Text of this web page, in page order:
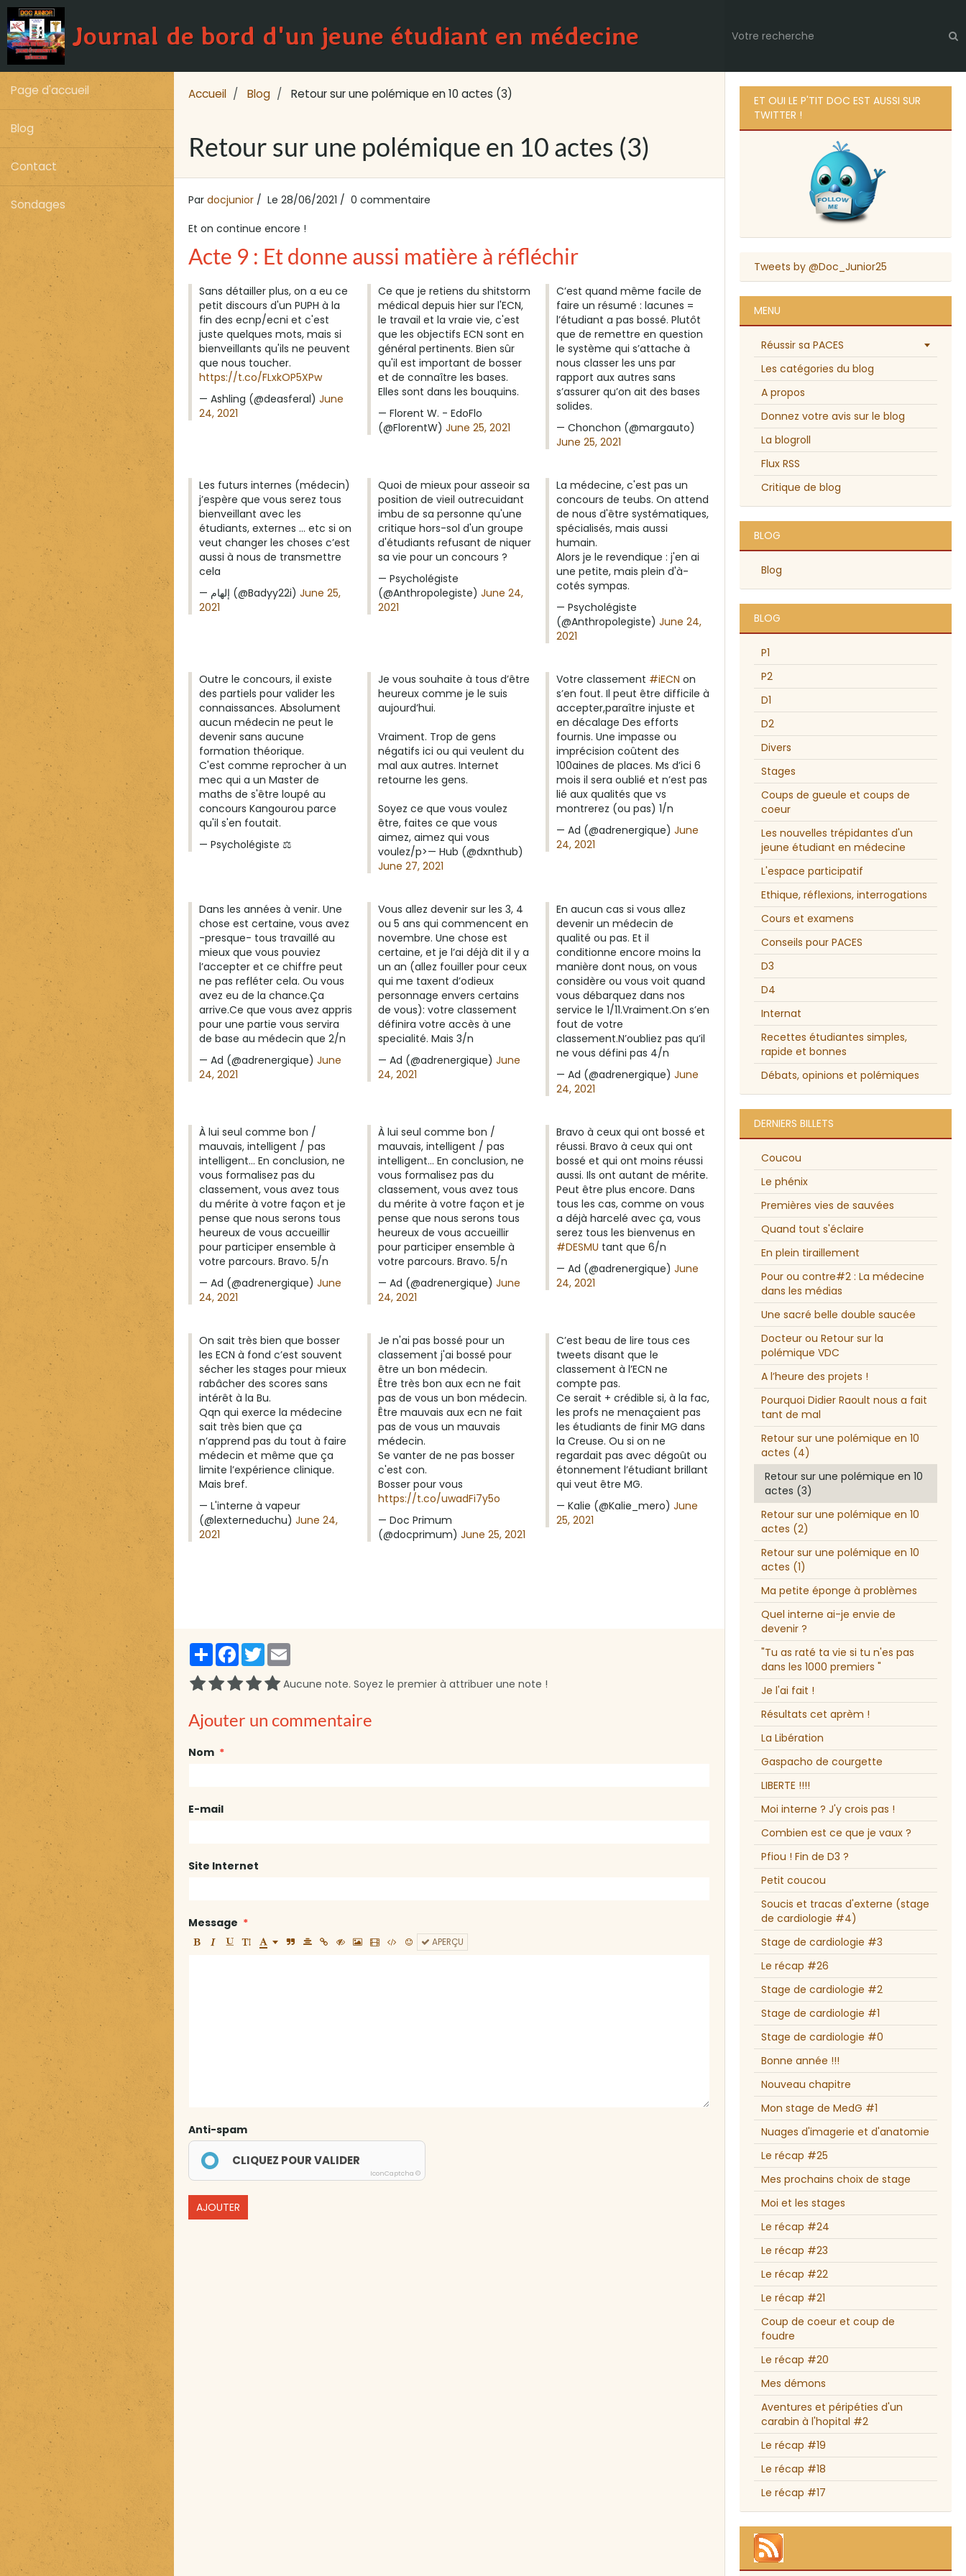
Journal de bord d'un jeune étudiant en médecine
Page d'accueil
Blog
Contact
Sondages
Accueil Blog Retour sur une polémique en 10 actes (3)
Retour sur une polémique en 10 actes (3)
Par docjunior Le 28/06/2021
0 commentaire
Et on continue encore !
Acte 9 : Et donne aussi matière à réfléchir
Sans détailler plus, on a eu ce
petit discours d'un PUPH à la
fin des ecnp/ecni et c'est
juste quelques mots, mais si
bienveillants qu'ils ne peuvent
que nous toucher.
https://t.co/FLxkOP5XPw
— Ashling (@deasferal) June
24, 2021
Ce que je retiens du shitstorm
médical depuis hier sur l'ECN,
le travail et la vraie vie, c'est
que les objectifs ECN sont en
général pertinents. Bien sûr
qu'il est important de bosser
et de connaître les bases.
Elles sont dans les bouquins.
— Florent W. - EdoFlo
(@FlorentW) June 25, 2021
C’est quand même facile de
faire un résumé : lacunes =
l’étudiant a pas bossé. Plutôt
que de remettre en question
le système qui s’attache à
nous classer les uns par
rapport aux autres sans
s’assurer qu’on ait des bases
solides.
— Chonchon (@margauto)
June 25, 2021
Les futurs internes (médecin)
j’espère que vous serez tous
bienveillant avec les
étudiants, externes ... etc si on
veut changer les choses c’est
aussi à nous de transmettre
cela
— إلهام (@Badyy22i) June 25,
2021
Quoi de mieux pour asseoir sa
position de vieil outrecuidant
imbu de sa personne qu'une
critique hors-sol d'un groupe
d'étudiants refusant de niquer
sa vie pour un concours ?
— Psycholégiste
(@Anthropolegiste) June 24,
2021
La médecine, c'est pas un
concours de teubs. On attend
de nous d'être systématiques,
spécialisés, mais aussi
humain.
Alors je le revendique : j'en ai
une petite, mais plein d'à-
cotés sympas.
— Psycholégiste
(@Anthropolegiste)June 24,
2021
Outre le concours, il existe
des partiels pour valider les
connaissances. Absolument
aucun médecin ne peut le
devenir sans aucune
formation théorique.
C'est comme reprocher à un
mec qui a un Master de
maths de s'être loupé au
concours Kangourou parce
qu'il s'en foutait.
— Psycholégiste ⚖️
Je vous souhaite à tous d’être
heureux comme je le suis
aujourd’hui.
Vraiment. Trop de gens
négatifs ici ou qui veulent du
mal aux autres. Internet
retourne les gens.
Soyez ce que vous voulez
être, faites ce que vous
aimez, aimez qui vous
voulez/p>— Hub (@dxnthub)
June 27, 2021
Votre classement #iECN on
s’en fout. Il peut être difficile à
accepter,paraître injuste et
en décalage Des efforts
fournis. Une impasse ou
imprécision coûtent des
100aines de places. Ms d’ici 6
mois il sera oublié et n’est pas
lié aux qualités que vs
montrerez (ou pas) 1/n
— Ad (@adrenergique)June
24, 2021
Dans les années à venir. Une
chose est certaine, vous avez
-presque- tous travaillé au
mieux que vous pouviez
l’accepter et ce chiffre peut
ne pas refléter cela. Ou vous
avez eu de la chance.Ça
arrive.Ce que vous avez appris
pour une partie vous servira
de base au médecin que 2/n
— Ad (@adrenergique) June
24, 2021
Vous allez devenir sur les 3, 4
ou 5 ans qui commencent en
novembre. Une chose est
certaine, et je l’ai déjà dit il y a
un an (allez fouiller pour ceux
qui me taxent d’odieux
personnage envers certains
de vous): votre classement
définira votre accès à une
specialité. Mais 3/n
— Ad (@adrenergique) June
24, 2021
En aucun cas si vous allez
devenir un médecin de
qualité ou pas. Et il
conditionne encore moins la
manière dont nous, on vous
considère ou vous voit quand
vous débarquez dans nos
service le 1/11.Vraiment.On s’en
fout de votre
classement.N’oubliez pas qu’il
ne vous défini pas 4/n
— Ad (@adrenergique)June
24, 2021
À lui seul comme bon /
mauvais, intelligent / pas
intelligent… En conclusion, ne
vous formalisez pas du
classement, vous avez tous
du mérite à votre façon et je
pense que nous serons tous
heureux de vous accueillir
pour participer ensemble à
votre parcours. Bravo. 5/n
— Ad (@adrenergique) June
24, 2021
À lui seul comme bon /
mauvais, intelligent / pas
intelligent… En conclusion, ne
vous formalisez pas du
classement, vous avez tous
du mérite à votre façon et je
pense que nous serons tous
heureux de vous accueillir
pour participer ensemble à
votre parcours. Bravo. 5/n
— Ad (@adrenergique) June
24, 2021
Bravo à ceux qui ont bossé et
réussi. Bravo à ceux qui ont
bossé et qui ont moins réussi
aussi. Ils ont autant de mérite.
Peut être plus encore. Dans
tous les cas, comme on vous
a déjà harcelé avec ça, vous
serez tous les bienvenus en
#DESMU tant que 6/n
— Ad (@adrenergique)June
24, 2021
On sait très bien que bosser
les ECN à fond c’est souvent
sécher les stages pour mieux
rabâcher des scores sans
intérêt à la Bu.
Qqn qui exerce la médecine
sait très bien que ça
n’apprend pas du tout à faire
médecin et même que ça
limite l’expérience clinique.
Mais bref.
— L'interne à vapeur
(@lexterneduchu) June 24,
2021
Je n'ai pas bossé pour un
classement j'ai bossé pour
être un bon médecin.
Être très bon aux ecn ne fait
pas de vous un bon médecin.
Être mauvais aux ecn ne fait
pas de vous un mauvais
médecin.
Se vanter de ne pas bosser
c'est con.
Bosser pour vous
https://t.co/uwadFi7y5o
— Doc Primum
(@docprimum) June 25, 2021
C’est beau de lire tous ces
tweets disant que le
classement à l’ECN ne
compte pas.
Ce serait + crédible si, à la fac,
les profs ne menaçaient pas
les étudiants de finir MG dans
la Creuse. Ou si on ne
regardait pas avec dégoût ou
étonnement l’étudiant brillant
qui veut être MG.
— Kalie (@Kalie_mero)June
25, 2021
PartagerFacebook
TwitterEmail
Aucune note. Soyez le premier à attribuer une note !
Ajouter un commentaire
Nom
E-mail
Site Internet
Message
APERÇU
Anti-spam
CLIQUEZ POUR VALIDER
IconCaptcha ©
AJOUTER
ET OUI LE P'TIT DOC EST AUSSI SUR
TWITTER !
Tweets by @Doc_Junior25
MENU
Réussir sa PACES
Les catégories du blog
A propos
Donnez votre avis sur le blog
La blogroll
Flux RSS
Critique de blog
BLOG
Blog
BLOG
P1
P2
D1
D2
Divers
Stages
Coups de gueule et coups de
coeur
Les nouvelles trépidantes d'un
jeune étudiant en médecine
L'espace participatif
Ethique, réflexions, interrogations
Cours et examens
Conseils pour PACES
D3
D4
Internat
Recettes étudiantes simples,
rapide et bonnes
Débats, opinions et polémiques
DERNIERS BILLETS
Coucou
Le phénix
Premières vies de sauvées
Quand tout s'éclaire
En plein tiraillement
Pour ou contre#2 : La médecine
dans les médias
Une sacré belle double saucée
Docteur ou Retour sur la
polémique VDC
A l’heure des projets !
Pourquoi Didier Raoult nous a fait
tant de mal
Retour sur une polémique en 10
actes (4)
Retour sur une polémique en 10
actes (3)
Retour sur une polémique en 10
actes (2)
Retour sur une polémique en 10
actes (1)
Ma petite éponge à problèmes
Quel interne ai-je envie de
devenir ?
"Tu as raté ta vie si tu n'es pas
dans les 1000 premiers "
Je l'ai fait !
Résultats cet aprèm !
La Libération
Gaspacho de courgette
LIBERTE !!!!
Moi interne ? J'y crois pas !
Combien est ce que je vaux ?
Pfiou ! Fin de D3 ?
Petit coucou
Soucis et tracas d'externe (stage
de cardiologie #4)
Stage de cardiologie #3
Le récap #26
Stage de cardiologie #2
Stage de cardiologie #1
Stage de cardiologie #0
Bonne année !!!
Nouveau chapitre
Mon stage de MedG #1
Nuages d'imagerie et d'anatomie
Le récap #25
Mes prochains choix de stage
Moi et les stages
Le récap #24
Le récap #23
Le récap #22
Le récap #21
Coup de coeur et coup de
foudre
Le récap #20
Mes démons
Aventures et péripéties d'un
carabin à l'hopital #2
Le récap #19
Le récap #18
Le récap #17